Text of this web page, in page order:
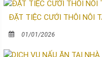
ĐẶT TIỆC CƯỚI THÔI NÔI
01/01/2026